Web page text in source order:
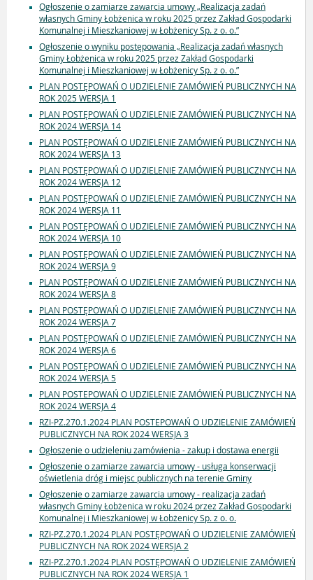
Ogłoszenie o zamiarze zawarcia umowy „Realizacja zadań
własnych Gminy Łobżenica w roku 2025 przez Zakład Gospodarki
Komunalnej i Mieszkaniowej w Łobżenicy Sp. z o. o.”
Ogłoszenie o wyniku postępowania „Realizacja zadań własnych
Gminy Łobżenica w roku 2025 przez Zakład Gospodarki
Komunalnej i Mieszkaniowej w Łobżenicy Sp. z o. o.”
PLAN POSTĘPOWAŃ O UDZIELENIE ZAMÓWIEŃ PUBLICZNYCH NA
ROK 2025 WERSJA 1
PLAN POSTĘPOWAŃ O UDZIELENIE ZAMÓWIEŃ PUBLICZNYCH NA
ROK 2024 WERSJA 14
PLAN POSTĘPOWAŃ O UDZIELENIE ZAMÓWIEŃ PUBLICZNYCH NA
ROK 2024 WERSJA 13
PLAN POSTĘPOWAŃ O UDZIELENIE ZAMÓWIEŃ PUBLICZNYCH NA
ROK 2024 WERSJA 12
PLAN POSTĘPOWAŃ O UDZIELENIE ZAMÓWIEŃ PUBLICZNYCH NA
ROK 2024 WERSJA 11
PLAN POSTĘPOWAŃ O UDZIELENIE ZAMÓWIEŃ PUBLICZNYCH NA
ROK 2024 WERSJA 10
PLAN POSTĘPOWAŃ O UDZIELENIE ZAMÓWIEŃ PUBLICZNYCH NA
ROK 2024 WERSJA 9
PLAN POSTĘPOWAŃ O UDZIELENIE ZAMÓWIEŃ PUBLICZNYCH NA
ROK 2024 WERSJA 8
PLAN POSTĘPOWAŃ O UDZIELENIE ZAMÓWIEŃ PUBLICZNYCH NA
ROK 2024 WERSJA 7
PLAN POSTĘPOWAŃ O UDZIELENIE ZAMÓWIEŃ PUBLICZNYCH NA
ROK 2024 WERSJA 6
PLAN POSTĘPOWAŃ O UDZIELENIE ZAMÓWIEŃ PUBLICZNYCH NA
ROK 2024 WERSJA 5
PLAN POSTEPOWAŃ O UDZIELENIE ZAMÓWIEŃ PUBLICZNYCH NA
ROK 2024 WERSJA 4
RZI-PZ.270.1.2024 PLAN POSTEPOWAŃ O UDZIELENIE ZAMÓWIEŃ
PUBLICZNYCH NA ROK 2024 WERSJA 3
Ogłoszenie o udzieleniu zamówienia - zakup i dostawa energii
Ogłoszenie o zamiarze zawarcia umowy - usługa konserwacji
oświetlenia dróg i miejsc publicznych na terenie Gminy
Ogłoszenie o zamiarze zawarcia umowy - realizacja zadań
własnych Gminy Łobżenica w roku 2024 przez Zakład Gospodarki
Komunalnej i Mieszkaniowej w Łobżenicy Sp. z o. o.
RZI-PZ.270.1.2024 PLAN POSTĘPOWAŃ O UDZIELENIE ZAMÓWIEŃ
PUBLICZNYCH NA ROK 2024 WERSJA 2
RZI-PZ.270.1.2024 PLAN POSTĘPOWAŃ O UDZIELENIE ZAMÓWIEŃ
PUBLICZNYCH NA ROK 2024 WERSJA 1